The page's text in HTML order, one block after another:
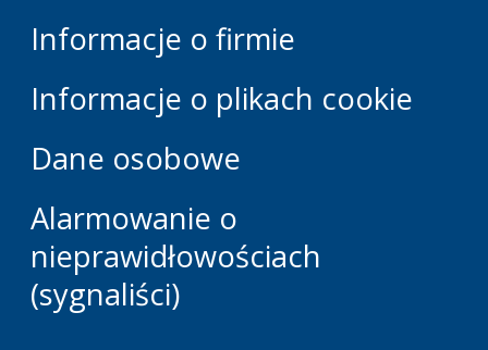
Informacje o firmie
Informacje o plikach cookie
Dane osobowe
Alarmowanie o
nieprawidłowościach
(sygnaliści)